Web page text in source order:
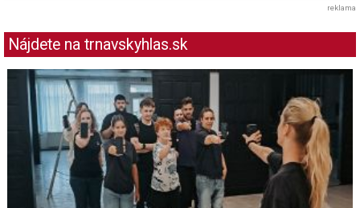
reklama
Nájdete na trnavskyhlas.sk